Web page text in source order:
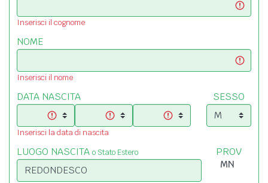
Inserisci il cognome
NOME
Inserisci il nome
DATA NASCITA
Inserisci la data di nascita
SESSO
LUOGO NASCITA o Stato Estero PROV